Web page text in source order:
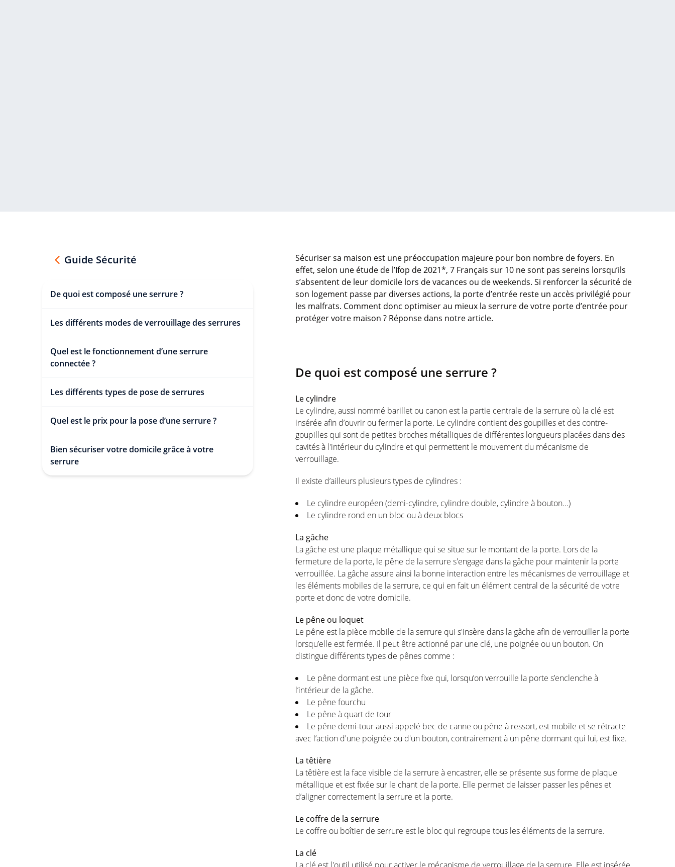
Guide Sécurité
De quoi est composé une serrure ?
Les différents modes de verrouillage des serrures
Quel est le fonctionnement d’une serrure
connectée ?
Les différents types de pose de serrures
Quel est le prix pour la pose d’une serrure ?
Bien sécuriser votre domicile grâce à votre
serrure
Sécuriser sa maison est une préoccupation majeure pour bon nombre de foyers. En
effet, selon une étude de l’Ifop de 2021*, 7 Français sur 10 ne sont pas sereins lorsqu’ils
s’absentent de leur domicile lors de vacances ou de weekends. Si renforcer la sécurité de
son logement passe par diverses actions, la porte d’entrée reste un accès privilégié pour
les malfrats. Comment donc optimiser au mieux la serrure de votre porte d’entrée pour
protéger votre maison ? Réponse dans notre article.
De quoi est composé une serrure ?
Le cylindre
Le cylindre, aussi nommé barillet ou canon est la partie centrale de la serrure où la clé est
insérée afin d’ouvrir ou fermer la porte. Le cylindre contient des goupilles et des contre-
goupilles qui sont de petites broches métalliques de différentes longueurs placées dans des
cavités à l'intérieur du cylindre et qui permettent le mouvement du mécanisme de
verrouillage.
Il existe d’ailleurs plusieurs types de cylindres :
Le cylindre européen (demi-cylindre, cylindre double, cylindre à bouton...)
Le cylindre rond en un bloc ou à deux blocs
La gâche
La gâche est une plaque métallique qui se situe sur le montant de la porte. Lors de la
fermeture de la porte, le pêne de la serrure s'engage dans la gâche pour maintenir la porte
verrouillée. La gâche assure ainsi la bonne interaction entre les mécanismes de verrouillage et
les éléments mobiles de la serrure, ce qui en fait un élément central de la sécurité de votre
porte et donc de votre domicile.
Le pêne ou loquet
Le pêne est la pièce mobile de la serrure qui s'insère dans la gâche afin de verrouiller la porte
lorsqu’elle est fermée. Il peut être actionné par une clé, une poignée ou un bouton. On
distingue différents types de pênes comme :
Le pêne dormant est une pièce fixe qui, lorsqu’on verrouille la porte s’enclenche à
l’intérieur de la gâche.
Le pêne fourchu
Le pêne à quart de tour
Le pêne demi-tour aussi appelé bec de canne ou pêne à ressort, est mobile et se rétracte
avec l’action d'une poignée ou d'un bouton, contrairement à un pêne dormant qui lui, est fixe.
La têtière
La têtière est la face visible de la serrure à encastrer, elle se présente sus forme de plaque
métallique et est fixée sur le chant de la porte. Elle permet de laisser passer les pênes et
d’aligner correctement la serrure et la porte.
Le coffre de la serrure
Le coffre ou boîtier de serrure est le bloc qui regroupe tous les éléments de la serrure.
La clé